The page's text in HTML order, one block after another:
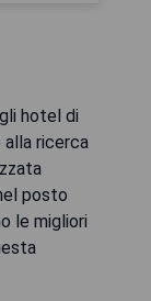
hotel di
alla ricerca
posto
le migliori